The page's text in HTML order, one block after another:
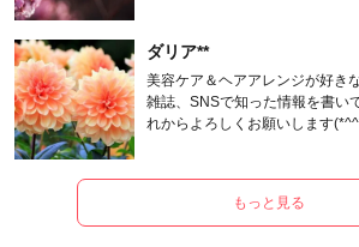
ダリア**
美容ケア＆ヘアアレンジが好き
雑誌、SNSで知った情報を書い
れからよろしくお願いします
もっと見る